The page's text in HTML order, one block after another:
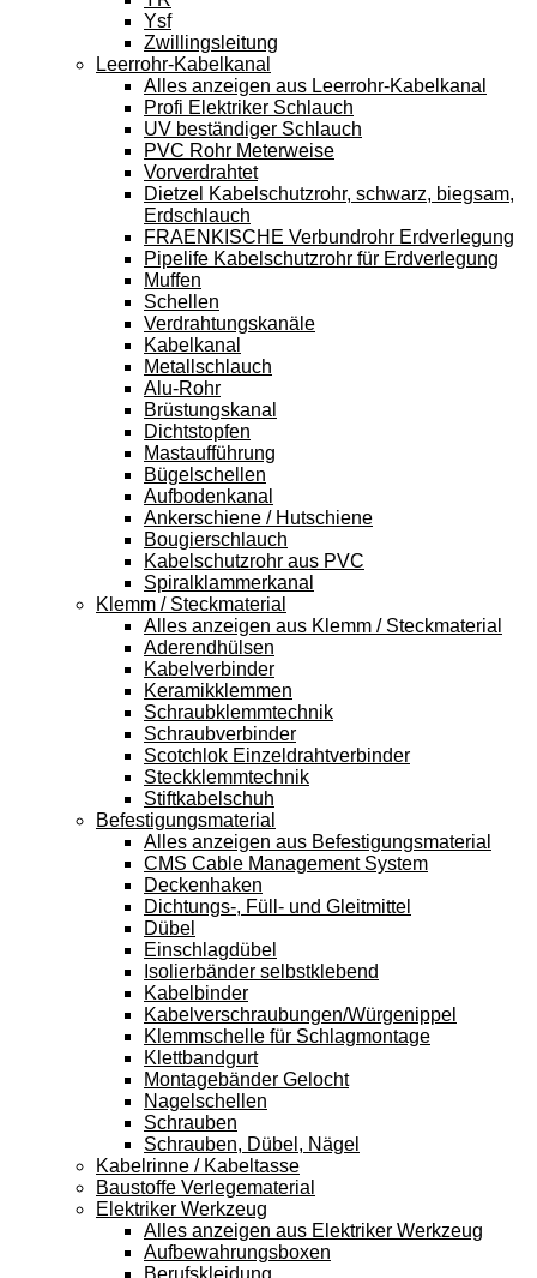
Ysf
Zwillingsleitung
Leerrohr-Kabelkanal
Alles anzeigen aus Leerrohr-Kabelkanal
Profi Elektriker Schlauch
UV beständiger Schlauch
PVC Rohr Meterweise
Vorverdrahtet
Dietzel Kabelschutzrohr, schwarz, biegsam,
Erdschlauch
FRAENKISCHE Verbundrohr Erdverlegung
Pipelife Kabelschutzrohr für Erdverlegung
Muffen
Schellen
Verdrahtungskanäle
Kabelkanal
Metallschlauch
Alu-Rohr
Brüstungskanal
Dichtstopfen
Mastaufführung
Bügelschellen
Aufbodenkanal
Ankerschiene / Hutschiene
Bougierschlauch
Kabelschutzrohr aus PVC
Spiralklammerkanal
Klemm / Steckmaterial
Alles anzeigen aus Klemm / Steckmaterial
Aderendhülsen
Kabelverbinder
Keramikklemmen
Schraubklemmtechnik
Schraubverbinder
Scotchlok Einzeldrahtverbinder
Steckklemmtechnik
Stiftkabelschuh
Befestigungsmaterial
Alles anzeigen aus Befestigungsmaterial
CMS Cable Management System
Deckenhaken
Dichtungs-, Füll- und Gleitmittel
Dübel
Einschlagdübel
Isolierbänder selbstklebend
Kabelbinder
Kabelverschraubungen/Würgenippel
Klemmschelle für Schlagmontage
Klettbandgurt
Montagebänder Gelocht
Nagelschellen
Schrauben
Schrauben, Dübel, Nägel
Kabelrinne / Kabeltasse
Baustoffe Verlegematerial
Elektriker Werkzeug
Alles anzeigen aus Elektriker Werkzeug
Aufbewahrungsboxen
Berufskleidung